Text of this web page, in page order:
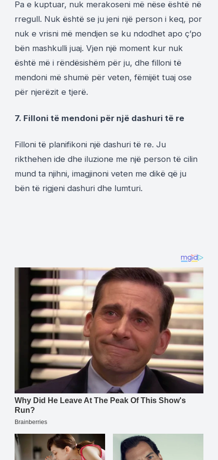
Pa e kuptuar, nuk merakoseni më nëse është në
rregull. Nuk është se ju jeni një person i keq, por
nuk e vrisni më mendjen se ku ndodhet apo ç’po
bën mashkulli juaj. Vjen një moment kur nuk
është më i rëndësishëm për ju, dhe filloni të
mendoni më shumë për veten, fëmijët tuaj ose
për njerëzit e tjerë.
7. Filloni të mendoni për një dashuri të re
Filloni të planifikoni një dashuri të re. Ju
rikthehen ide dhe iluzione me një person të cilin
mund ta njihni, imagjinoni veten me dikë që ju
bën të rigjeni dashuri dhe lumturi.